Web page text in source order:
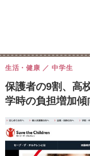
8
保護者の9割、高
学時の負担増加
生活・健康 中学生